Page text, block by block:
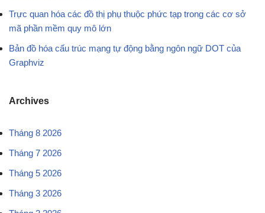
Trực quan hóa các đồ thị phụ thuộc phức tạp trong các cơ sở
mã phần mềm quy mô lớn
Bản đồ hóa cấu trúc mạng tự động bằng ngôn ngữ DOT của
Graphviz
Archives
Tháng 8 2026
Tháng 7 2026
Tháng 5 2026
Tháng 3 2026